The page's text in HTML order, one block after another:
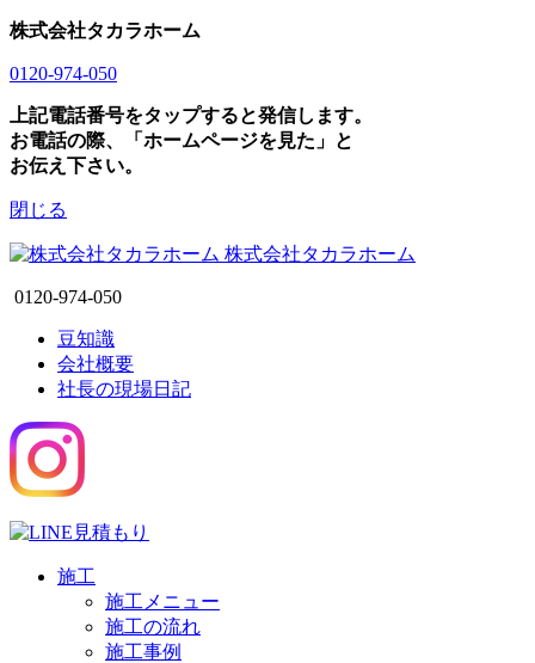
株式会社タカラホーム
0120-974-050
上記電話番号をタップすると発信します。
お電話の際、「ホームページを見た」と
お伝え下さい。
閉じる
株式会社タカラホーム
0120-974-050
豆知識
会社概要
社長の現場日記
施工
施工メニュー
施工の流れ
施工事例